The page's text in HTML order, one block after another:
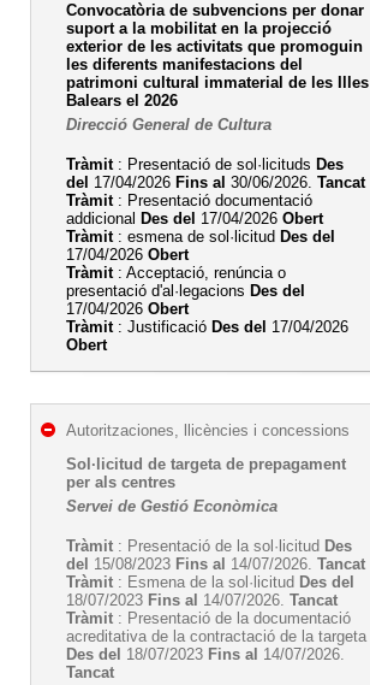
Convocatòria de subvencions per donar
suport a la mobilitat en la projecció
exterior de les activitats que promoguin
les diferents manifestacions del
patrimoni cultural immaterial de les Illes
Balears el 2026
Direcció General de Cultura
Tràmit: Presentació de sol·licituds Des
del 17/04/2026 Fins al 30/06/2026. Tancat
Tràmit: Presentació documentació
addicional Des del 17/04/2026 Obert
Tràmit: esmena de sol·licitud Des del
17/04/2026 Obert
Tràmit: Acceptació, renúncia o
presentació d'al·legacions Des del
17/04/2026 Obert
Tràmit: Justificació Des del 17/04/2026
Obert
Autoritzaciones, llicències i concessions
Sol·licitud de targeta de prepagament
per als centres
Servei de Gestió Econòmica
Tràmit : Presentació de la sol·licitud Des
del 15/08/2023 Fins al 14/07/2026. Tancat
Tràmit : Esmena de la sol·licitud Des del
18/07/2023 Fins al 14/07/2026. Tancat
Tràmit : Presentació de la documentació
acreditativa de la contractació de la targeta
Des del 18/07/2023 Fins al 14/07/2026.
Tancat